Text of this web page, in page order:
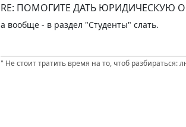
RE: ПОМОГИТЕ ДАТЬ ЮРИДИЧЕСКУЮ
а вообще - в раздел "Студенты" слать.
" Не стоит тратить время на то, чтоб